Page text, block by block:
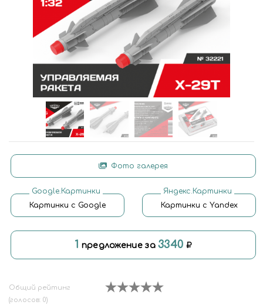
Фото галерея
Google.Картинки
Картинки с Google
Яндекс.Картинки
Картинки с Yandex
1 предложение за3340
Общий рейтинг
(голосов: 0)